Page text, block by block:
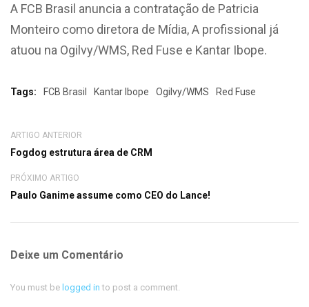
A FCB Brasil anuncia a contratação de Patricia
Monteiro como diretora de Mídia, A profissional já
atuou na Ogilvy/WMS, Red Fuse e Kantar Ibope.
Tags: FCB Brasil Kantar Ibope Ogilvy/WMS Red Fuse
ARTIGO ANTERIOR
Fogdog estrutura área de CRM
PRÓXIMO ARTIGO
Paulo Ganime assume como CEO do Lance!
Deixe um Comentário
You must be logged in to post a comment.